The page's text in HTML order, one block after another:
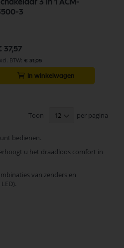
3 in 1 ACM-
3
37,57
€ 31,05
In winkelwagen
Toon per pagina
bedienen.
u het draadloos comfort in
van zenders en